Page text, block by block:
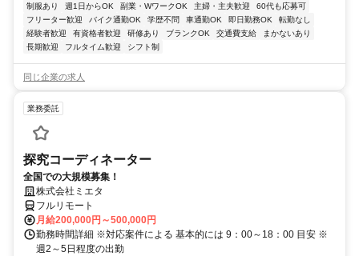
制服あり 週1日からOK 副業・WワークOK 主婦・主夫歓迎
60代も応募可
フリーター歓迎
バイク通勤OK 学歴不問 車通勤OK 即日勤務OK
転勤なし
経験者歓迎
有資格者歓迎 研修あり ブランクOK 交通費支給
まかないあり
長期歓迎
フルタイム歓迎 シフト制
同じ企業の求人
業務委託
探究コーディネーター
全国での大規模募集！
株式会社ミエタ
フルリモート
月給200,000円～500,000円
勤務時間詳細 ※対応案件による 基本的には 9：00～18：00 目安 ※
週2～5日程度の出勤